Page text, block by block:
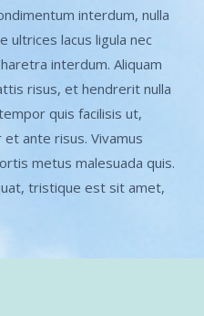
interdum, nulla
ultrices lacus ligula nec
interdum. Aliquam
risus, et hendrerit nulla
quis facilisis ut,
ante risus. Vivamus
metus malesuada quis.
tristique est sit amet,